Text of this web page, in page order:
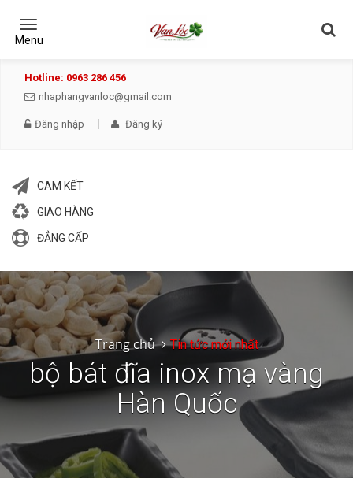
Hotline: 0963 286 456
nhaphangvanloc@gmail.com
Đăng nhập Đăng ký
CAM KẾT
GIAO HÀNG
ĐẲNG CẤP
Toggle
Menu
Trang chủ Tin tức mới nhất
bộ bát đĩa inox mạ vàng
Hàn Quốc